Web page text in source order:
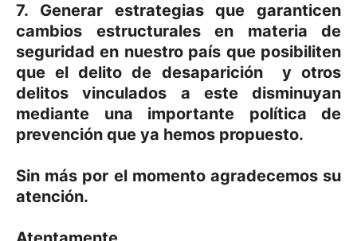
7. Generar estrategias que garanticen
cambios estructurales en materia de
seguridad en nuestro país que posibiliten
que el delito de desaparición y otros
delitos vinculados a este disminuyan
mediante una importante política de
prevención que ya hemos propuesto.
Sin más por el momento agradecemos su
atención.